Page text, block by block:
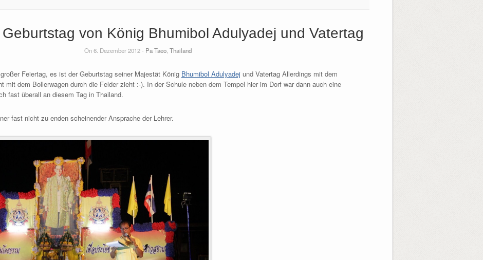
von König Bhumibol Adulyadej und Vatertag
On 6. Dezember 2012 - Pa Taeo, Thailand
Feiertag, es ist der Geburtstag seiner Majestät König Bhumibol Adulyadejund Vatertag Allerdings mit dem
mit dem Bollerwagen durch die Felder zieht :-). In der Schule neben dem Tempel hier im Dorf war dann auch eine
fast überall an diesem Tag in Thailand.
fast nicht zu enden scheinender Ansprache der Lehrer.